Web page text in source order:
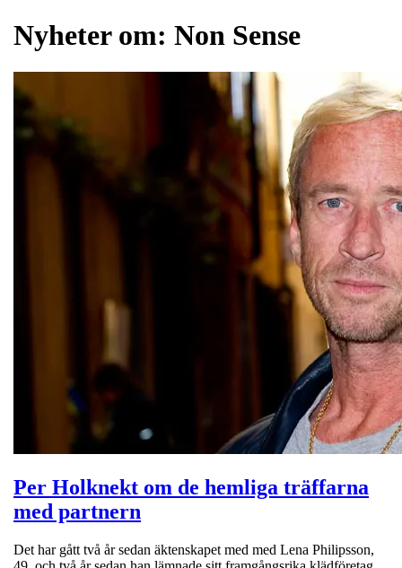
Nyheter om: Non Sense
Per Holknekt om de hemliga träffarna
med partnern
Det har gått två år sedan äktenskapet med med Lena Philipsson,